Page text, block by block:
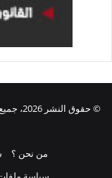
©
من نحن ؟